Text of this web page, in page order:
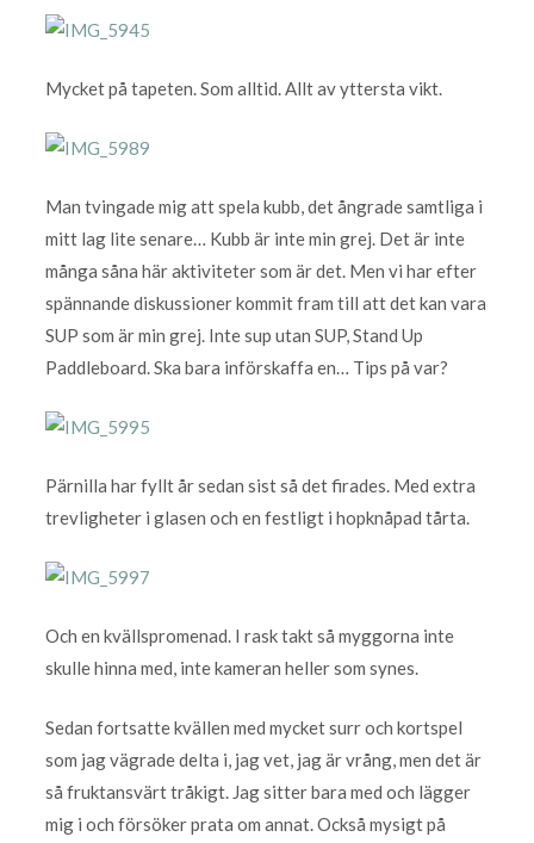
Mycket på tapeten. Som alltid. Allt av yttersta vikt.
Man tvingade mig att spela kubb, det ångrade samtliga i
mitt lag lite senare… Kubb är inte min grej. Det är inte
många såna här aktiviteter som är det. Men vi har efter
spännande diskussioner kommit fram till att det kan vara
SUP som är min grej. Inte sup utan SUP, Stand Up
Paddleboard. Ska bara införskaffa en… Tips på var?
Pärnilla har fyllt år sedan sist så det firades. Med extra
trevligheter i glasen och en festligt i hopknåpad tårta.
Och en kvällspromenad. I rask takt så myggorna inte
skulle hinna med, inte kameran heller som synes.
Sedan fortsatte kvällen med mycket surr och kortspel
som jag vägrade delta i, jag vet, jag är vrång, men det är
så fruktansvärt tråkigt. Jag sitter bara med och lägger
mig i och försöker prata om annat. Också mysigt på